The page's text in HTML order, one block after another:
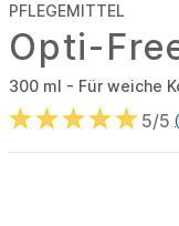
PFLEGEMITTEL
Opti-
300 ml - Für weiche
5/5